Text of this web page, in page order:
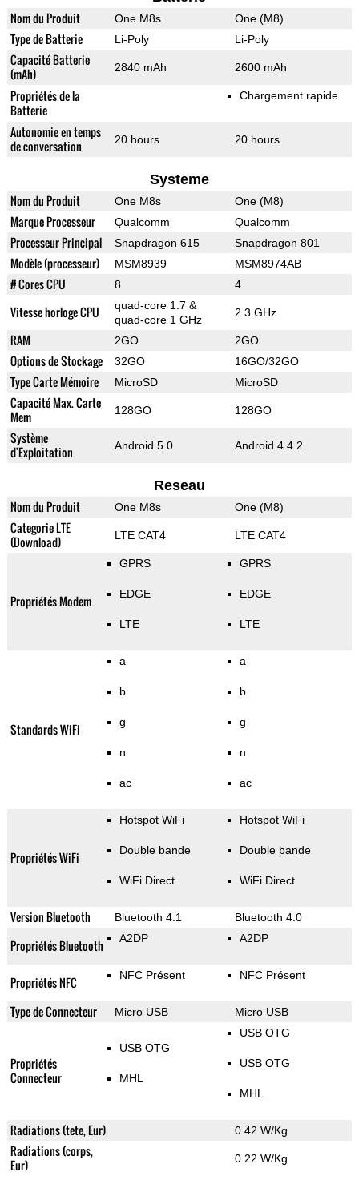
Nom du Produit One M8s One (M8)
Type de Batterie Li-Poly Li-Poly
Capacité Batterie
(mAh)
2840 mAh 2600 mAh
Propriétés de la
Batterie
Chargement rapide
Autonomie en temps
de conversation
20 hours 20 hours
Systeme
Nom du Produit One M8s One (M8)
Marque Processeur Qualcomm Qualcomm
Processeur Principal Snapdragon 615 Snapdragon 801
Modèle (processeur) MSM8939 MSM8974AB
# Cores CPU 8 4
Vitesse horloge CPU
quad-core 1.7 &
quad-core 1 GHz
2.3 GHz
RAM 2GO 2GO
Options de Stockage 32GO 16GO/32GO
Type Carte Mémoire MicroSD MicroSD
Capacité Max. Carte
Mem
128GO 128GO
Système
d'Exploitation
Android 5.0 Android 4.4.2
Reseau
Nom du Produit One M8s One (M8)
Categorie LTE
(Download)
LTE CAT4 LTE CAT4
Propriétés Modem
GPRS
EDGE
LTE
GPRS
EDGE
LTE
Standards WiFi
a
b
g
n
ac
a
b
g
n
ac
Propriétés WiFi
Hotspot WiFi
Double bande
WiFi Direct
Hotspot WiFi
Double bande
WiFi Direct
Version Bluetooth Bluetooth 4.1 Bluetooth 4.0
Propriétés Bluetooth A2DP A2DP
Propriétés NFC NFC Présent NFC Présent
Type de Connecteur Micro USB Micro USB
Propriétés
Connecteur
USB OTG
MHL
USB OTG
USB OTG
MHL
Radiations (tete, Eur) 0.42 W/Kg
Radiations (corps,
Eur)
0.22 W/Kg